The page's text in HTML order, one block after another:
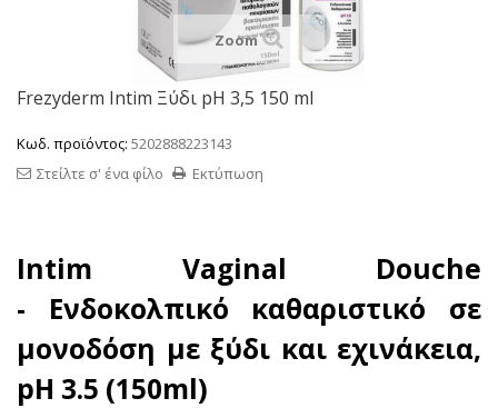
Zoom
Frezyderm Intim Ξύδι pH 3,5 150 ml
Κωδ. προϊόντος: 5202888223143
Εκτύπωση
Στείλτε σ' ένα φίλο
Intim Vaginal Douche
- Ενδοκολπικό καθαριστικό σε
μονοδόση με ξύδι και εχινάκεια,
pH 3.5 (150ml)